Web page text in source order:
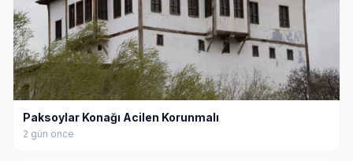
Paksoylar Konağı Acilen Korunmalı
2 gün önce